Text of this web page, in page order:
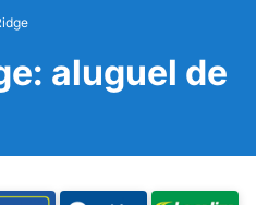
aluguel de